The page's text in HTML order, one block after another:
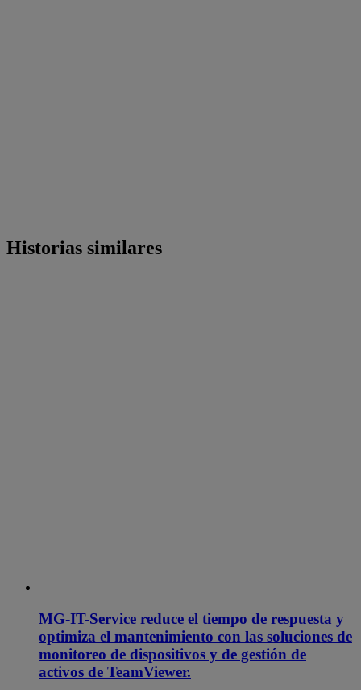
Historias similares
MG-IT-Service reduce el tiempo de respuesta y
optimiza el mantenimiento con las soluciones de
monitoreo de dispositivos y de gestión de
activos de TeamViewer.